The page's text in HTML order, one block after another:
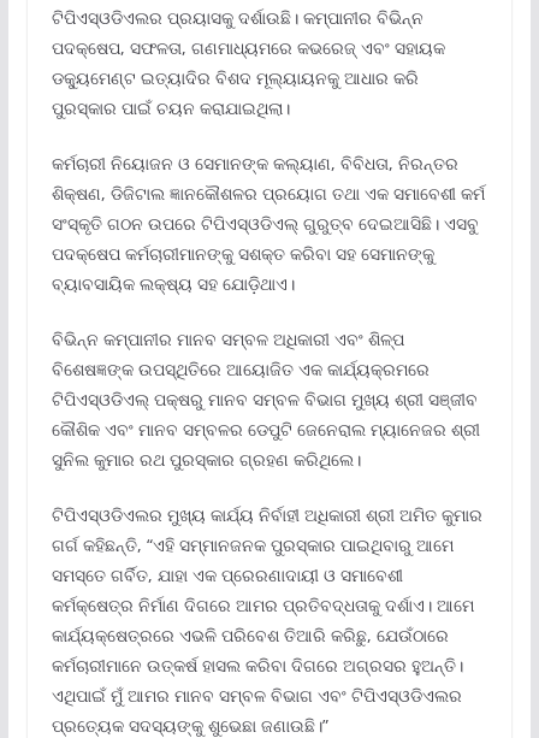
ଟିପିଏସ୍ଓଡିଏଲର ପ୍ରୟାସକୁ ଦର୍ଶାଉଛି। କମ୍ପାନୀର ବିଭିନ୍ନ
ପଦକ୍ଷେପ, ସଫଳତା, ଗଣମାଧ୍ୟମରେ କଭରେଜ୍ ଏବଂ ସହାୟକ
ଡକ୍ୟୁମେଣ୍ଟ ଇତ୍ୟାଦିର ବିଶଦ ମୂଲ୍ୟାୟନକୁ ଆଧାର କରି
ପୁରସ୍କାର ପାଇଁ ଚୟନ କରାଯାଇଥିଲା।
କର୍ମଚାରୀ ନିୟୋଜନ ଓ ସେମାନଙ୍କ କଲ୍ୟାଣ, ବିବିଧତା, ନିରନ୍ତର
ଶିକ୍ଷଣ, ଡିଜିଟାଲ ଜ୍ଞାନକୌଶଳର ପ୍ରୟୋଗ ତଥା ଏକ ସମାବେଶୀ କର୍ମ
ସଂସ୍କୃତି ଗଠନ ଉପରେ ଟିପିଏସ୍ଓଡିଏଲ୍ ଗୁରୁତ୍ବ ଦେଇଆସିଛି। ଏସବୁ
ପଦକ୍ଷେପ କର୍ମଚାରୀମାନଙ୍କୁ ସଶକ୍ତ କରିବା ସହ ସେମାନଙ୍କୁ
ବ୍ୟାବସାୟିକ ଲକ୍ଷ୍ୟ ସହ ଯୋଡ଼ିଥାଏ।
ବିଭିନ୍ନ କମ୍ପାନୀର ମାନବ ସମ୍ବଳ ଅଧିକାରୀ ଏବଂ ଶିଳ୍ପ
ବିଶେଷଜ୍ଞଙ୍କ ଉପସ୍ଥିତିରେ ଆୟୋଜିତ ଏକ କାର୍ଯ୍ୟକ୍ରମରେ
ଟିପିଏସ୍ଓଡିଏଲ୍ ପକ୍ଷରୁ ମାନବ ସମ୍ବଳ ବିଭାଗ ମୁଖ୍ୟ ଶ୍ରୀ ସଞ୍ଜୀବ
କୌଶିକ ଏବଂ ମାନବ ସମ୍ବଳର ଡେପୁଟି ଜେନେରାଲ ମ୍ୟାନେଜର ଶ୍ରୀ
ସୁନିଲ କୁମାର ରଥ ପୁରସ୍କାର ଗ୍ରହଣ କରିଥିଲେ।
ଟିପିଏସ୍ଓଡିଏଲର ମୁଖ୍ୟ କାର୍ଯ୍ୟ ନିର୍ବାହୀ ଅଧିକାରୀ ଶ୍ରୀ ଅମିତ କୁମାର
ଗର୍ଗ କହିଛନ୍ତି, “ଏହି ସମ୍ମାନଜନକ ପୁରସ୍କାର ପାଇଥିବାରୁ ଆମେ
ସମସ୍ତେ ଗର୍ବିତ, ଯାହା ଏକ ପ୍ରେରଣାଦାୟୀ ଓ ସମାବେଶୀ
କର୍ମକ୍ଷେତ୍ର ନିର୍ମାଣ ଦିଗରେ ଆମର ପ୍ରତିବଦ୍ଧତାକୁ ଦର୍ଶାଏ। ଆମେ
କାର୍ଯ୍ୟକ୍ଷେତ୍ରରେ ଏଭଳି ପରିବେଶ ତିଆରି କରିଛୁ, ଯେଉଁଠାରେ
କର୍ମଚାରୀମାନେ ଉତ୍କର୍ଷ ହାସଲ କରିବା ଦିଗରେ ଅଗ୍ରସର ହୁଅନ୍ତି।
ଏଥିପାଇଁ ମୁଁ ଆମର ମାନବ ସମ୍ବଳ ବିଭାଗ ଏବଂ ଟିପିଏସ୍ଓଡିଏଲର
ପ୍ରତ୍ୟେକ ସଦସ୍ୟଙ୍କୁ ଶୁଭେଛା ଜଣାଉଛି।”